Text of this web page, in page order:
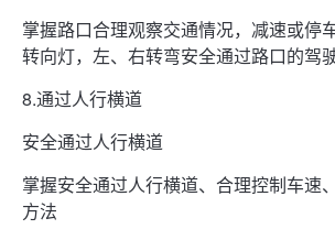
掌握路口合理观察交通情况，减速或停
转向灯，左、右转弯安全通过路口的驾
8.通过人行横道
安全通过人行横道
掌握安全通过人行横道、合理控制车速
方法